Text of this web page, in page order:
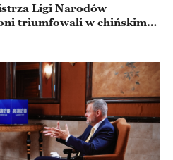
Ligi Narodów
triumfowali w chińskim